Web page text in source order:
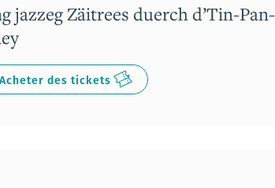
jazzeg Zäitrees duerch d’Tin-Pan-
Acheter des tickets